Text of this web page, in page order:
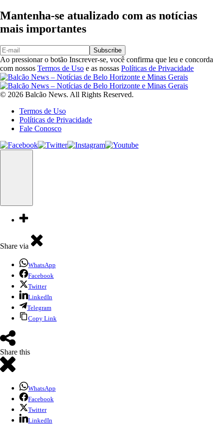
Mantenha-se atualizado com as notícias
mais importantes
Subscribe
Ao pressionar o botão Inscrever-se, você confirma que leu e concorda
com nossos Termos de Uso e as nossas Políticas de Privacidade
© 2026 Balcão News. All Rights Reserved.
Termos de Uso
Políticas de Privacidade
Fale Conosco
Share via
WhatsApp
Facebook
Twitter
LinkedIn
Telegram
Copy Link
Share this
WhatsApp
Facebook
Twitter
LinkedIn